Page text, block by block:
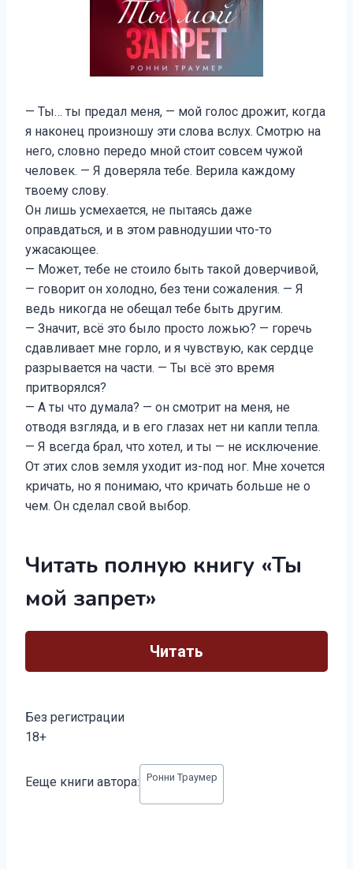
— Ты… ты предал меня, — мой голос дрожит, когда
я наконец произношу эти слова вслух. Смотрю на
него, словно передо мной стоит совсем чужой
человек. — Я доверяла тебе. Верила каждому
твоему слову.
Он лишь усмехается, не пытаясь даже
оправдаться, и в этом равнодушии что-то
ужасающее.
— Может, тебе не стоило быть такой доверчивой,
— говорит он холодно, без тени сожаления. — Я
ведь никогда не обещал тебе быть другим.
— Значит, всё это было просто ложью? — горечь
сдавливает мне горло, и я чувствую, как сердце
разрывается на части. — Ты всё это время
притворялся?
— А ты что думала? — он смотрит на меня, не
отводя взгляда, и в его глазах нет ни капли тепла.
— Я всегда брал, что хотел, и ты — не исключение.
От этих слов земля уходит из-под ног. Мне хочется
кричать, но я понимаю, что кричать больше не о
чем. Он сделал свой выбор.
Читать полную книгу «Ты
мой запрет»
Читать
Без регистрации
18+
записи:
Ееще книги автора: Ронни Траумер